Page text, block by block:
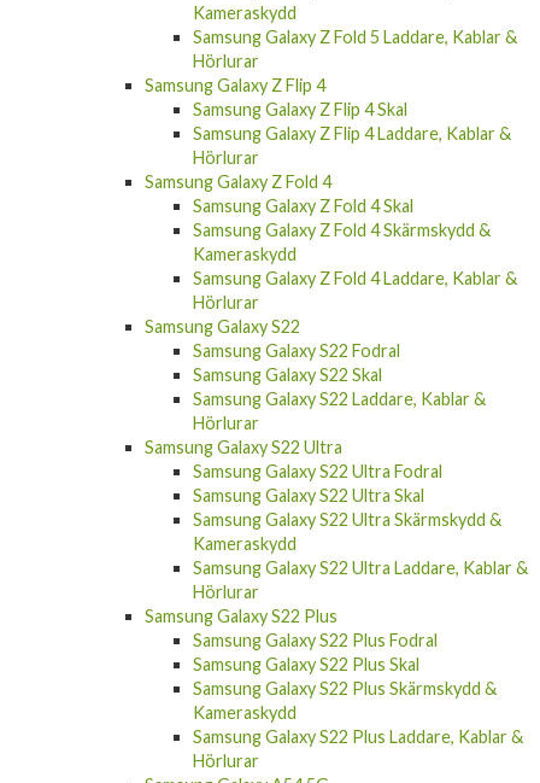
Samsung Galaxy Z Fold 5 Laddare, Kablar &
Hörlurar
Samsung Galaxy Z Flip 4
Samsung Galaxy Z Flip 4 Skal
Samsung Galaxy Z Flip 4 Laddare, Kablar &
Hörlurar
Samsung Galaxy Z Fold 4
Samsung Galaxy Z Fold 4 Skal
Samsung Galaxy Z Fold 4 Skärmskydd &
Kameraskydd
Samsung Galaxy Z Fold 4 Laddare, Kablar &
Hörlurar
Samsung Galaxy S22
Samsung Galaxy S22 Fodral
Samsung Galaxy S22 Skal
Samsung Galaxy S22 Laddare, Kablar &
Hörlurar
Samsung Galaxy S22 Ultra
Samsung Galaxy S22 Ultra Fodral
Samsung Galaxy S22 Ultra Skal
Samsung Galaxy S22 Ultra Skärmskydd &
Kameraskydd
Samsung Galaxy S22 Ultra Laddare, Kablar &
Hörlurar
Samsung Galaxy S22 Plus
Samsung Galaxy S22 Plus Fodral
Samsung Galaxy S22 Plus Skal
Samsung Galaxy S22 Plus Skärmskydd &
Kameraskydd
Samsung Galaxy S22 Plus Laddare, Kablar &
Hörlurar
Samsung Galaxy A54 5G